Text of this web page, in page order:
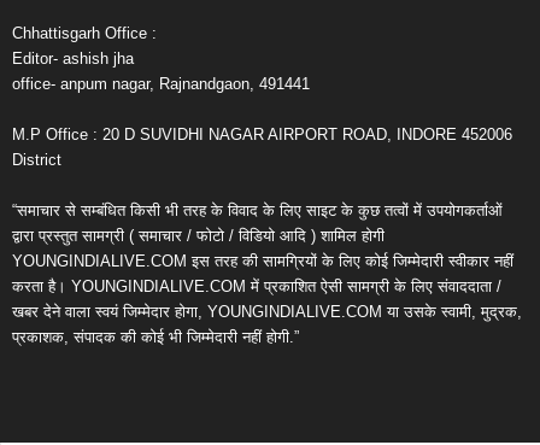
Chhattisgarh Office :
Editor- ashish jha
office- anpum nagar, Rajnandgaon, 491441
M.P Office : 20 D SUVIDHI NAGAR AIRPORT ROAD, INDORE 452006
District
“समाचार से सम्बंधित किसी भी तरह के विवाद के लिए साइट के कुछ तत्वों में उपयोगकर्ताओं
द्वारा प्रस्तुत सामग्री ( समाचार / फोटो / विडियो आदि ) शामिल होगी
YOUNGINDIALIVE.COM इस तरह की सामग्रियों के लिए कोई जिम्मेदारी स्वीकार नहीं
करता है। YOUNGINDIALIVE.COM में प्रकाशित ऐसी सामग्री के लिए संवाददाता /
खबर देने वाला स्वयं जिम्मेदार होगा, YOUNGINDIALIVE.COM या उसके स्वामी, मुद्रक,
प्रकाशक, संपादक की कोई भी जिम्मेदारी नहीं होगी.”